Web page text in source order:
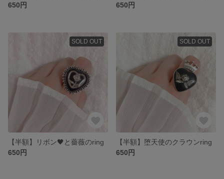
650円
650円
SOLD OUT
【半額】リボン🖤と薔薇のring
650円
SOLD OUT
【半額】堕天使のクラウンring
650円